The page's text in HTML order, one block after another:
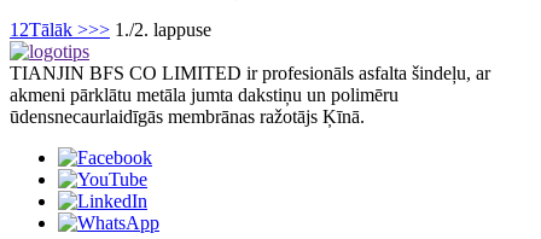
1 2Tālāk >>> 1./2. lappuse
TIANJIN BFS CO LIMITED ir profesionāls asfalta šindeļu, ar
akmeni pārklātu metāla jumta dakstiņu un polimēru
ūdensnecaurlaidīgās membrānas ražotājs Ķīnā.